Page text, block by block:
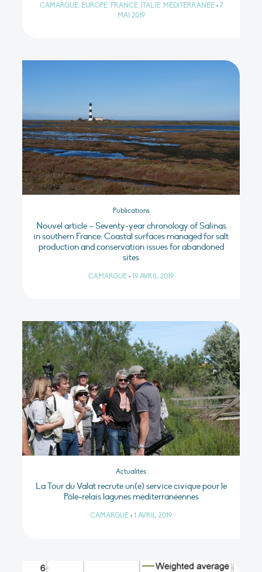
CAMARGUE, EUROPE, FRANCE, ITALIE, MÉDITERRANÉE • 7
MAI 2019
Publications
Nouvel article – Seventy-year chronology of Salinas
in southern France: Coastal surfaces managed for salt
production and conservation issues for abandoned
sites
CAMARGUE • 19 AVRIL 2019
Actualités
La Tour du Valat recrute un(e) service civique pour le
Pôle-relais lagunes méditerranéennes
CAMARGUE • 1 AVRIL 2019